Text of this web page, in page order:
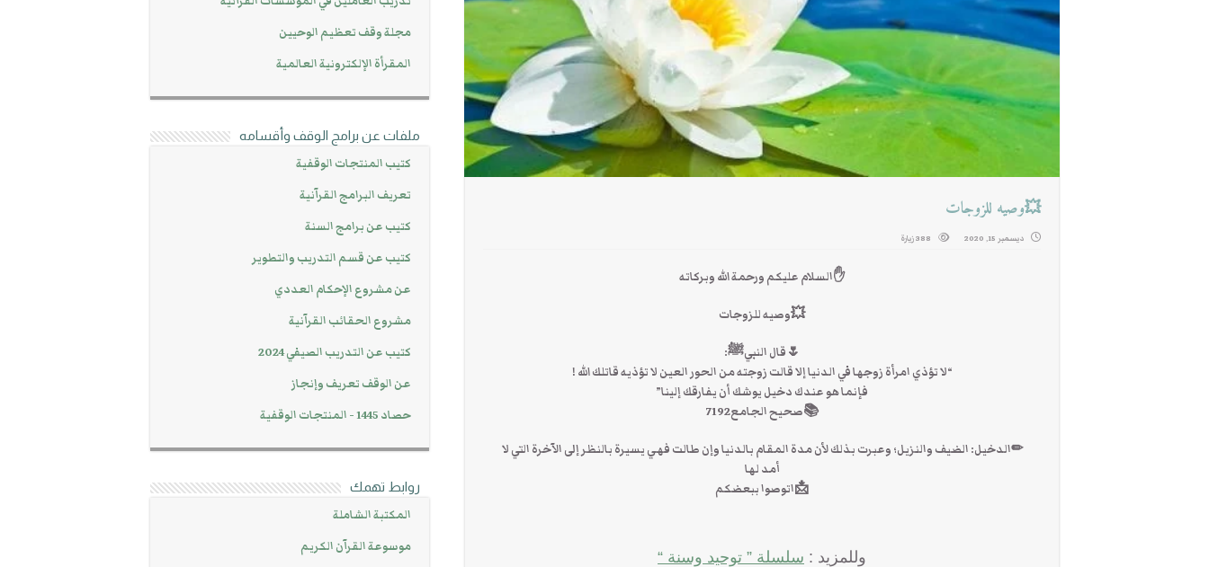
💥وصيه للزوجات
ديسمبر 15, 2020 388 زيارة
✋السلام عليكم ورحمة الله وبركاته
💥وصيه للزوجات
🌷قال النبيﷺ:
“لا تؤذي امرأة زوجها في الدنيا إلا قالت زوجته من الحور العين لا تؤذيه قاتلك الله ‍!
فإنما هو عندك دخيل يوشك أن يفارقك إلينا”
📚صحيح الجامع7192
✏الدخيل: الضيف والنزيل؛ وعبرت بذلك لأن مدة المقام بالدنيا وإن طالت فهي يسيرة بالنظر إلى الآخرة التي لا
أمد لها
📩اتوصوا ببعضكم
وللمزيد : سلسلة ” توحيد وسنة “
مجلة وقف تعظيم الوحيين
المقرأة الإلكترونية العالمية
ملفات عن برامج الوقف وأقسامه
كتيب المنتجات الوقفية
تعريف البرامج القرآنية
كتيب عن برامج السنة
كتيب عن قسم التدريب والتطوير
عن مشروع الإحكام العددي
مشروع الحقائب القرآنية
كتيب عن التدريب الصيفي 2024
عن الوقف تعريف وإنجاز
حصاد 1445 - المنتجات الوقفية
روابط تهمك
المكتبة الشاملة
موسوعة القرآن الكريم